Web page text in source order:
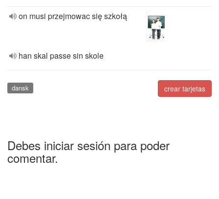
on musi przejmowac się szkołą
han skal passe sin skole
crear tarjetas
dansk
Debes iniciar sesión para poder
comentar.